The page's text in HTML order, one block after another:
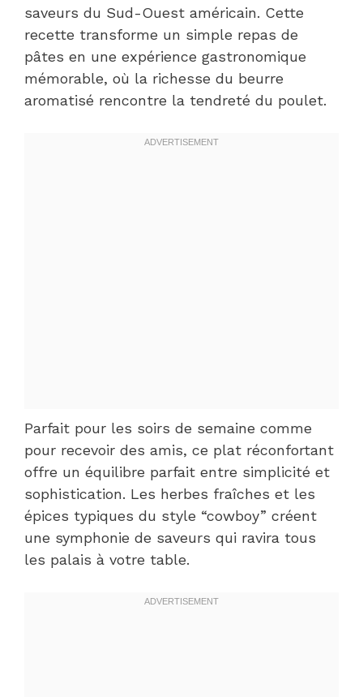
saveurs du Sud-Ouest américain. Cette
recette transforme un simple repas de
pâtes en une expérience gastronomique
mémorable, où la richesse du beurre
aromatisé rencontre la tendreté du poulet.
Parfait pour les soirs de semaine comme
pour recevoir des amis, ce plat réconfortant
offre un équilibre parfait entre simplicité et
sophistication. Les herbes fraîches et les
épices typiques du style “cowboy” créent
une symphonie de saveurs qui ravira tous
les palais à votre table.